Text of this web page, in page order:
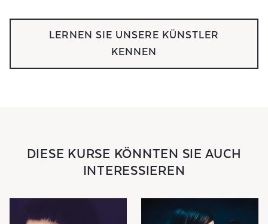
LERNEN SIE UNSERE KÜNSTLER
KENNEN
DIESE KURSE KÖNNTEN SIE AUCH
INTERESSIEREN